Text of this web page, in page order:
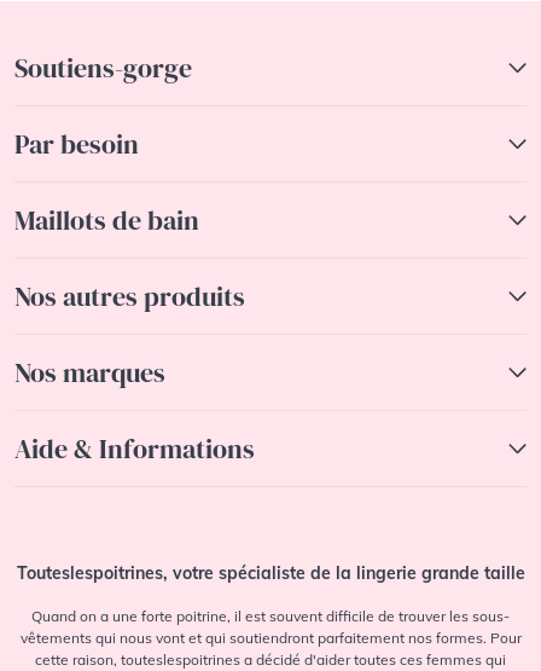
Soutiens-gorge
Par besoin
Maillots de bain
Nos autres produits
Nos marques
Aide & Informations
Touteslespoitrines, votre spécialiste de la lingerie grande taille
Quand on a une forte poitrine, il est souvent difficile de trouver les sous-
vêtements qui nous vont et qui soutiendront parfaitement nos formes. Pour
cette raison, touteslespoitrines a décidé d'aider toutes ces femmes qui